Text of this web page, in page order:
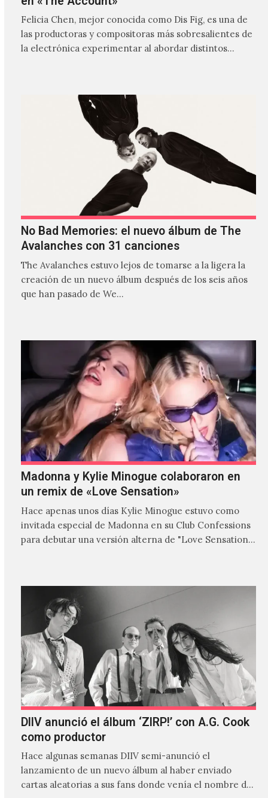
Felicia Chen, mejor conocida como Dis Fig, es una de
las productoras y compositoras más sobresalientes de
la electrónica experimentar al abordar distintos
No Bad Memories: el nuevo álbum de The
Avalanches con 31 canciones
The Avalanches estuvo lejos de tomarse a la ligera la
creación de un nuevo álbum después de los seis años
que han pasado de We…
Madonna y Kylie Minogue colaboraron en
un remix de «Love Sensation»
Hace apenas unos días Kylie Minogue estuvo como
invitada especial de Madonna en su Club Confessions
para debutar una versión alterna de "Love Sensation",
DIIV anunció el álbum ‘ZIRP!’ con A.G. Cook
como productor
Hace algunas semanas DIIV semi-anunció el
lanzamiento de un nuevo álbum al haber enviado
cartas aleatorias a sus fans donde venía el nombre de